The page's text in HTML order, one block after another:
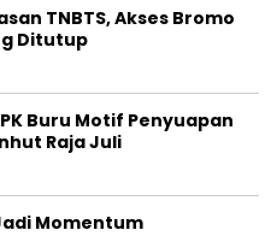
TNBTS, Akses Bromo
Ditutup
Buru Motif Penyuapan
Raja Juli
Momentum